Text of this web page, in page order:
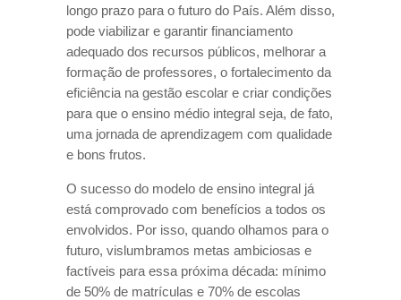
longo prazo para o futuro do País. Além disso,
pode viabilizar e garantir financiamento
adequado dos recursos públicos, melhorar a
formação de professores, o fortalecimento da
eficiência na gestão escolar e criar condições
para que o ensino médio integral seja, de fato,
uma jornada de aprendizagem com qualidade
e bons frutos.
O sucesso do modelo de ensino integral já
está comprovado com benefícios a todos os
envolvidos. Por isso, quando olhamos para o
futuro, vislumbramos metas ambiciosas e
factíveis para essa próxima década: mínimo
de 50% de matrículas e 70% de escolas